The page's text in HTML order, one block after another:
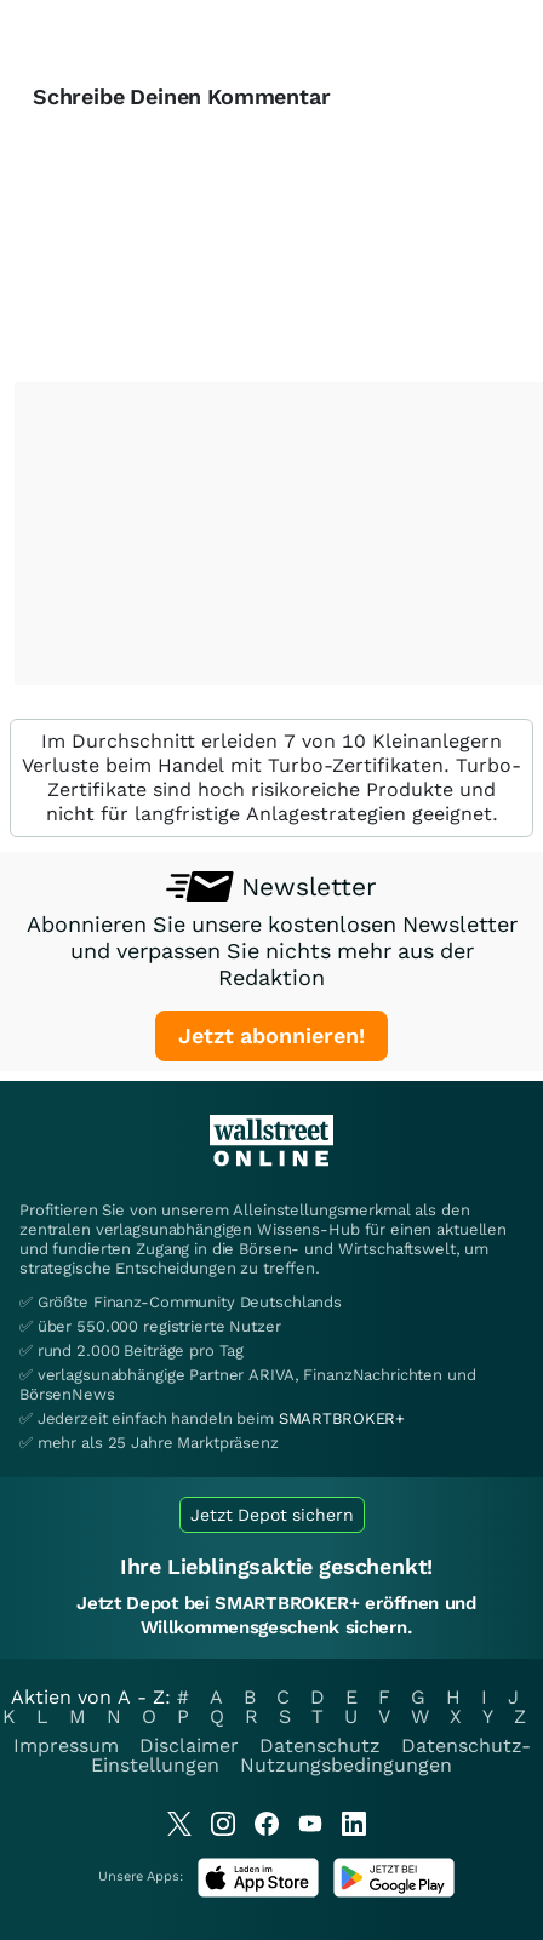
Schreibe Deinen Kommentar
Im Durchschnitt erleiden 7 von 10 Kleinanlegern
Verluste beim Handel mit Turbo-Zertifikaten. Turbo-
Zertifikate sind hoch risikoreiche Produkte und
nicht für langfristige Anlagestrategien geeignet.
Newsletter
Abonnieren Sie unsere kostenlosen Newsletter
und verpassen Sie nichts mehr aus der
Redaktion
Jetzt abonnieren!
Profitieren Sie von unserem Alleinstellungsmerkmal als den
zentralen verlagsunabhängigen Wissens-Hub für einen aktuellen
und fundierten Zugang in die Börsen- und Wirtschaftswelt, um
strategische Entscheidungen zu treffen.
✅ Größte Finanz-Community Deutschlands
✅ über 550.000 registrierte Nutzer
✅ rund 2.000 Beiträge pro Tag
✅ verlagsunabhängige Partner ARIVA, FinanzNachrichten und
BörsenNews
✅ Jederzeit einfach handeln beim SMARTBROKER+
✅ mehr als 25 Jahre Marktpräsenz
Jetzt Depot sichern
Ihre Lieblingsaktie geschenkt!
Jetzt Depot bei SMARTBROKER+ eröffnen und
Willkommensgeschenk sichern.
Aktien von A - Z: # A B C D E F G H I
J
K
L M N O P Q R S T U V W X Y
Z
Impressum
Disclaimer Datenschutz
Datenschutz-
Einstellungen
Nutzungsbedingungen
Unsere Apps: